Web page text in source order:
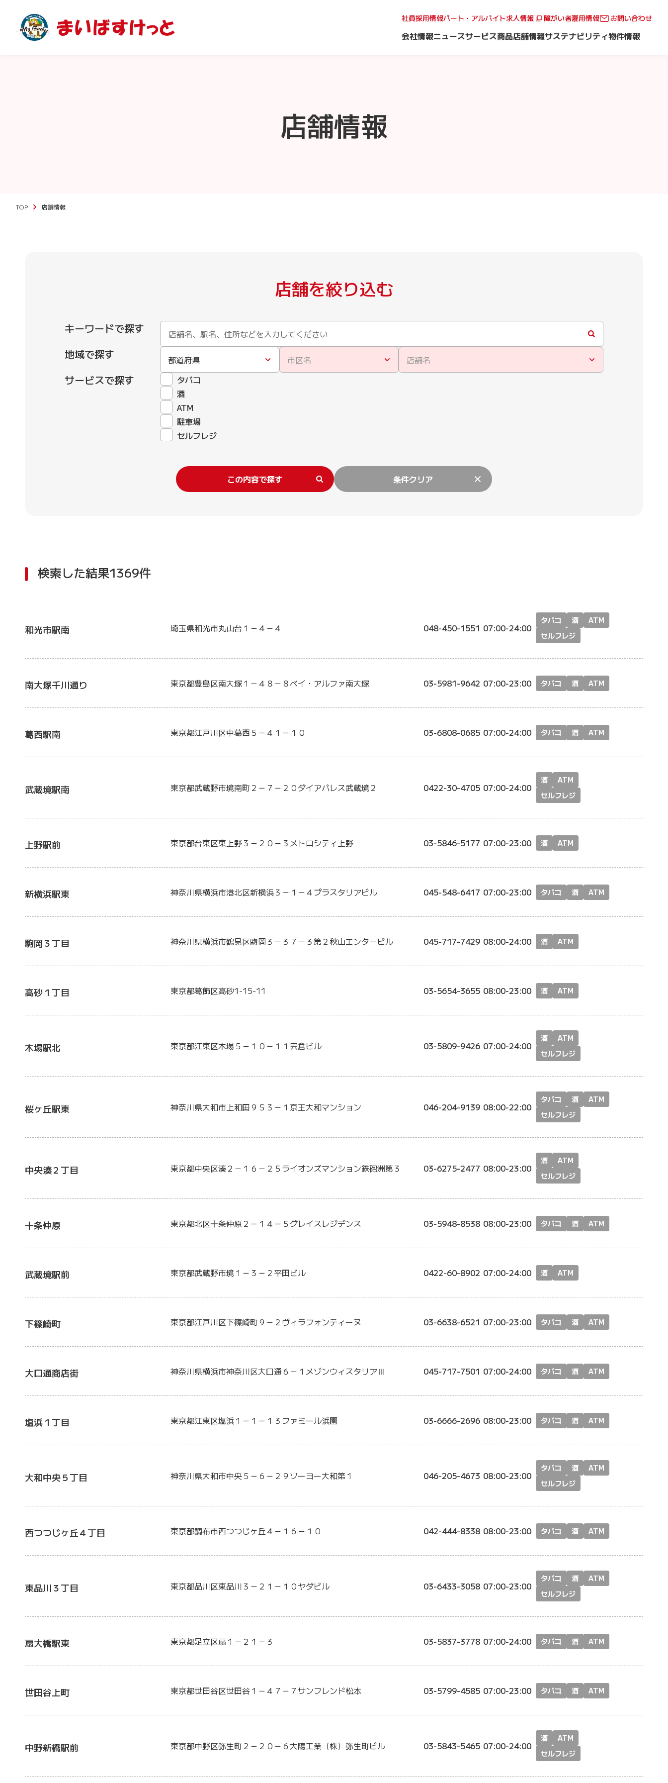
社員採用情報パート・アルバイト求人情報 障がい者雇用情報 お問い合わせ
会社情報ニュースサービス商品店舗情報サステナビリティ物件情報
店舗情報
TOP 店舗情報
店舗を絞り込む
キーワードで探す
地域で探す
都道府県 市区名 店舗名
サービスで探す
タバコ
酒
ATM
駐車場
セルフレジ
この内容で探す 条件クリア
検索した結果1369件
和光市駅南 埼玉県和光市丸山台１－４－４ 048-450-1551 07:00-24:00
タバコ 酒
ATM
セルフレジ
南大塚千川通り 東京都豊島区南大塚１－４８－８ベイ・アルファ南大塚 03-5981-9642 07:00-23:00 タバコ 酒 ATM
葛西駅南 東京都江戸川区中葛西５－４１－１０ 03-6808-0685 07:00-24:00 タバコ 酒 ATM
武蔵境駅南 東京都武蔵野市境南町２－７－２０ダイアパレス武蔵境２ 0422-30-4705 07:00-24:00
酒
ATM
セルフレジ
上野駅前 東京都台東区東上野３－２０－３メトロシティ上野 03-5846-5177 07:00-23:00 酒 ATM
新横浜駅東 神奈川県横浜市港北区新横浜３－１－４プラスタリアビル 045-548-6417 07:00-23:00 タバコ 酒 ATM
駒岡３丁目 神奈川県横浜市鶴見区駒岡３－３７－３第２秋山エンタービル 045-717-7429 08:00-24:00 酒 ATM
高砂１丁目 東京都葛飾区高砂1-15-11 03-5654-3655 08:00-23:00 酒 ATM
木場駅北 東京都江東区木場５－１０－１１宍倉ビル 03-5809-9426 07:00-24:00
酒
ATM
セルフレジ
桜ヶ丘駅東 神奈川県大和市上和田９５３－１京王大和マンション 046-204-9139 08:00-22:00
タバコ 酒
ATM
セルフレジ
中央湊２丁目 東京都中央区湊２－１６－２５ライオンズマンション鉄砲洲第３ 03-6275-2477 08:00-23:00
酒
ATM
セルフレジ
十条仲原 東京都北区十条仲原２－１４－５グレイスレジデンス 03-5948-8538 08:00-23:00 タバコ 酒 ATM
武蔵境駅前 東京都武蔵野市境１－３－２平田ビル 0422-60-8902 07:00-24:00 酒 ATM
下篠崎町 東京都江戸川区下篠崎町９－２ヴィラフォンティーヌ 03-6638-6521 07:00-23:00 タバコ 酒 ATM
大口通商店街 神奈川県横浜市神奈川区大口通６－１メゾンウィスタリアⅢ 045-717-7501 07:00-24:00 タバコ 酒 ATM
塩浜１丁目 東京都江東区塩浜１－１－１３ファミール浜園 03-6666-2696 08:00-23:00 タバコ 酒 ATM
大和中央５丁目 神奈川県大和市中央５－６－２９ソーヨー大和第１ 046-205-4673 08:00-23:00
タバコ 酒
ATM
セルフレジ
西つつじヶ丘４丁目 東京都調布市西つつじヶ丘４－１６－１０ 042-444-8338 08:00-23:00 タバコ 酒 ATM
東品川３丁目 東京都品川区東品川３－２１－１０ヤダビル 03-6433-3058 07:00-23:00
タバコ 酒
ATM
セルフレジ
扇大橋駅東 東京都足立区扇１－２１－３ 03-5837-3778 07:00-24:00 タバコ 酒 ATM
世田谷上町 東京都世田谷区世田谷１－４７－７サンフレンド松本 03-5799-4585 07:00-23:00 タバコ 酒 ATM
中野新橋駅前 東京都中野区弥生町２－２０－６大陽工業（株）弥生町ビル 03-5843-5465 07:00-24:00
酒
ATM
セルフレジ